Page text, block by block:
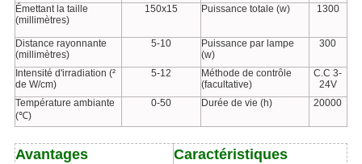
Émettant la taille
(millimètres)
150x15 Puissance totale (w) 1300
Distance rayonnante
(millimètres)
5-10
Puissance par lampe
(w)
300
Intensité d'irradiation (²
de W/cm)
5-12
Méthode de contrôle
(facultative)
C.C 3-
24V
Température ambiante
(℃)
0-50 Durée de vie (h) 20000
Avantages Caractéristiques